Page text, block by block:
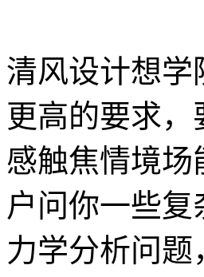
清风设计想
更高的要求
感触焦情境
户问你一些
力学分析问